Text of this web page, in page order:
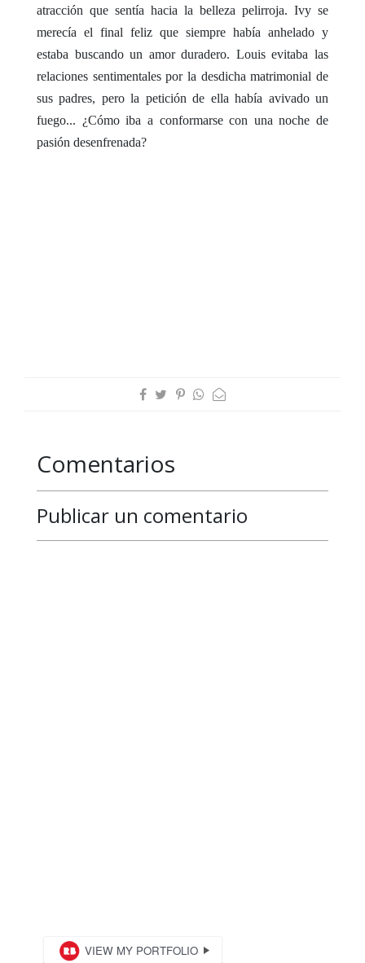
atracción que sentía hacia la belleza pelirroja. Ivy se
merecía el final feliz que siempre había anhelado y
estaba buscando un amor duradero. Louis evitaba las
relaciones sentimentales por la desdicha matrimonial de
sus padres, pero la petición de ella había avivado un
fuego... ¿Cómo iba a conformarse con una noche de
pasión desenfrenada?
Comentarios
Publicar un comentario